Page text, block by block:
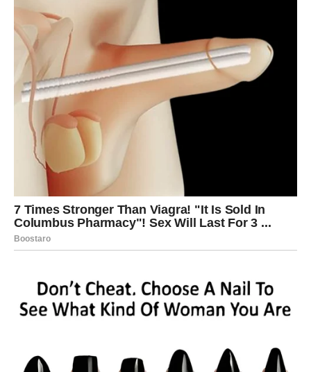
Univerzalna Poruka: Osvješćivanje i
Prihvatanje
univerzalnu poruku. Predrasude se, kao što se i stiču,
mogu i odustati, što znači da svi mi imamo kapacitet za
prostor za suosjećanje. Njegovo priznavanje vlastitih